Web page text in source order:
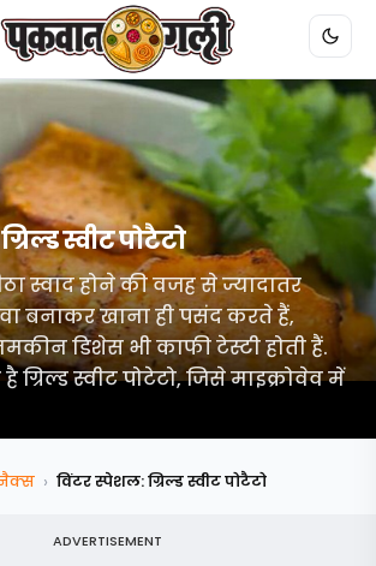
स्वीट पोटैटो
स्वाद होने की वजह से ज्यादातर
बनाकर खाना ही पसंद करते हैं,
डिशेस भी काफी टेस्टी होती हैं.
ग्रिल्ड स्वीट पोटेटो, जिसे माइक्रोवेव में
› विंटर स्पेशल: ग्रिल्ड स्वीट पोटैटो
ADVERTISEMENT